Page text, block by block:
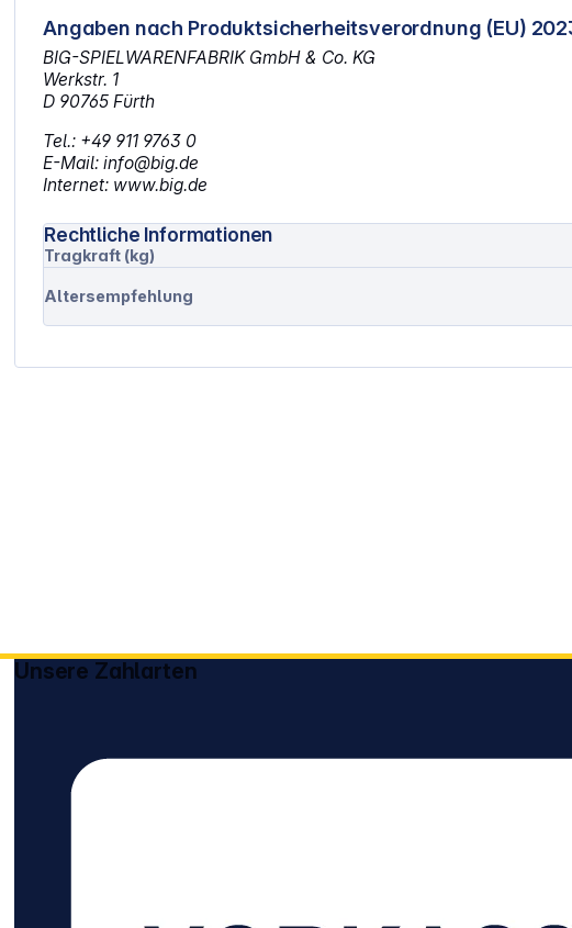
Angaben nach Produktsicherheitsverordnung (EU)
BIG-SPIELWARENFABRIK GmbH & Co. KG
Werkstr. 1
D 90765 Fürth
Tel.: +49 911 9763 0
E-Mail: info@big.de
Internet: www.big.de
Rechtliche Informationen
Tragkraft (kg)
Altersempfehlung
Unsere Zahlarten